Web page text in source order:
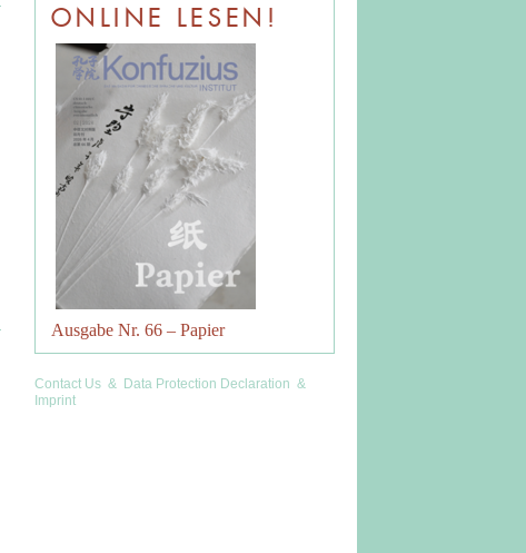
ONLINE LESEN!
Ausgabe Nr. 66 – Papier
Contact Us & Data Protection Declaration &
Imprint